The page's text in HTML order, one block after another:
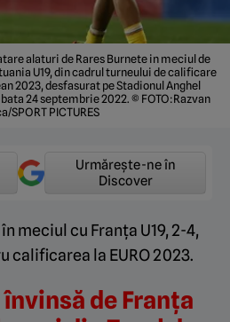
alaturi de Rares Burnete in meciul de
U19, din cadrul turneului de calificare
2023, desfasurat pe Stadionul Anghel
24 septembrie 2022. © FOTO:Razvan
SPORT PICTURES
Urmărește-ne în
Discover
meciul cu Franța U19, 2-4,
calificarea la EURO 2023.
învinsă de Franța